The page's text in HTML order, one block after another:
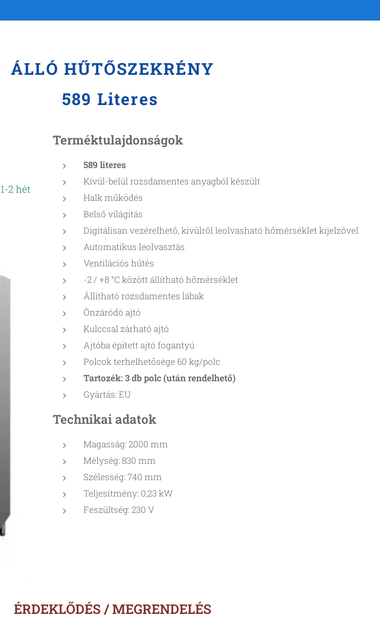
ÁLLÓ HŰTŐSZEKRÉNY
589 Literes
1-2 hét
Terméktulajdonságok
589 literes
Kívül-belül rozsdamentes anyagból készült
Halk működés
Belső világítás
Digitálisan vezérelhető, kívülről leolvasható hőmérséklet kijelzővel
Automatikus leolvasztás
Ventilációs hűtés
-2 / +8 °C között állítható hőmérséklet
Állítható rozsdamentes lábak
Önzáródó ajtó
Kulccsal zárható ajtó
Ajtóba épített ajtó fogantyú
Polcok terhelhetősége 60 kg/polc
Tartozék: 3 db polc (után rendelhető)
Gyártás: EU
Technikai adatok
Magasság: 2000 mm
Mélység: 830 mm
Szélesség: 740 mm
Teljesítmény: 0,23 kW
Feszültség: 230 V
ÉRDEKLŐDÉS / MEGRENDELÉS